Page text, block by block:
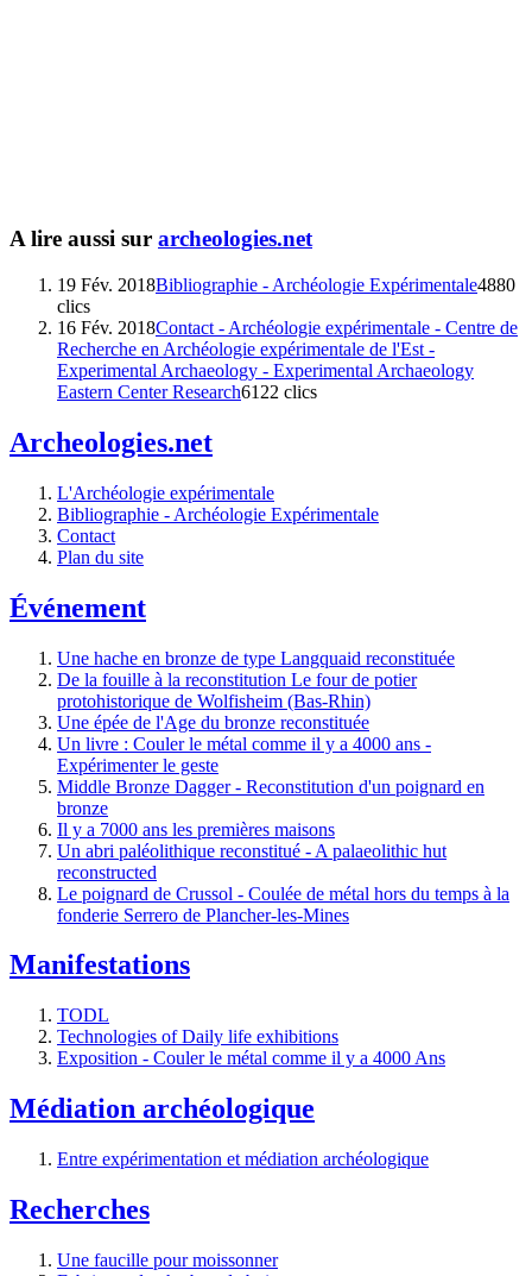
A lire aussi sur archeologies.net
19 Fév. 2018Bibliographie - Archéologie Expérimentale4880
clics
16 Fév. 2018Contact - Archéologie expérimentale - Centre de
Recherche en Archéologie expérimentale de l'Est -
Experimental Archaeology - Experimental Archaeology
Eastern Center Research6122 clics
Archeologies.net
L'Archéologie expérimentale
Bibliographie - Archéologie Expérimentale
Contact
Plan du site
Événement
Une hache en bronze de type Langquaid reconstituée
De la fouille à la reconstitution Le four de potier
protohistorique de Wolfisheim (Bas-Rhin)
Une épée de l'Age du bronze reconstituée
Un livre : Couler le métal comme il y a 4000 ans -
Expérimenter le geste
Middle Bronze Dagger - Reconstitution d'un poignard en
bronze
Il y a 7000 ans les premières maisons
Un abri paléolithique reconstitué - A palaeolithic hut
reconstructed
Le poignard de Crussol - Coulée de métal hors du temps à la
fonderie Serrero de Plancher-les-Mines
Manifestations
TODL
Technologies of Daily life exhibitions
Exposition - Couler le métal comme il y a 4000 Ans
Médiation archéologique
Entre expérimentation et médiation archéologique
Recherches
Une faucille pour moissonner